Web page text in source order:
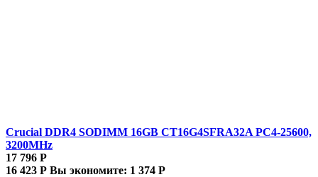
Crucial DDR4 SODIMM 16GB CT16G4SFRA32A PC4-25600,
3200MHz
17 796 Р
16 423 Р Вы экономите: 1 374 Р